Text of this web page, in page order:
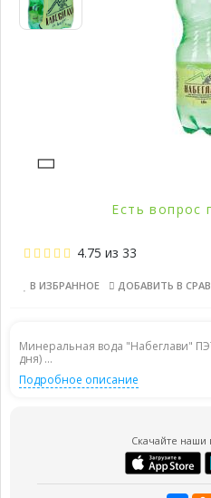
Есть вопрос
4.75 из 33
В ИЗБРАННОЕ ДОБАВИТЬ В
Минеральная вода "Набеглави"
дня) ...
Подробное описание
Скачайте